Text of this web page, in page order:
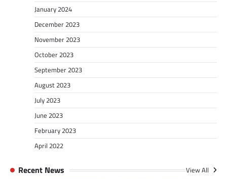
January 2024
December 2023
November 2023
October 2023
September 2023
August 2023
July 2023
June 2023
February 2023
April 2022
Recent News View All